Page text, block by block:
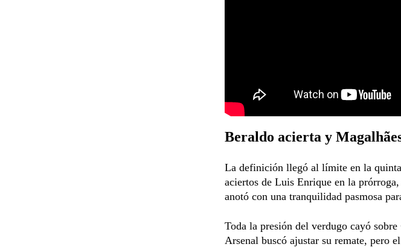
Beraldo acierta y
La definición llegó al límite en la
aciertos de Luis Enrique en la
anotó con una tranquilidad pasmosa
Toda la presión del verdugo cayó sobre
Arsenal buscó ajustar su remate, pero